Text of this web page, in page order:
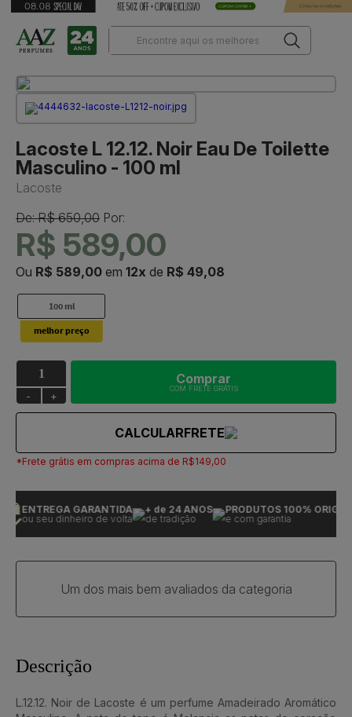
Lacoste L 12.12. Noir Eau De Toilette
Masculino - 100 ml
Lacoste
De: R$ 650,00 Por:
R$ 589,00
Ou R$ 589,00 em 12x de R$ 49,08
100 ml
- +
Comprar
COM FRETE GRÁTIS
CALCULARFRETE
*Frete grátis em compras acima de R$149,00
ENTREGA GARANTIDA
ou seu dinheiro de volta
+ de 24 ANOS
de tradição
PRODUTOS 100%
e com garantia
Um dos mais bem avaliados da categoria
Descrição
L.12.12. Noir de Lacoste é um perfume Amadeirado Aromático